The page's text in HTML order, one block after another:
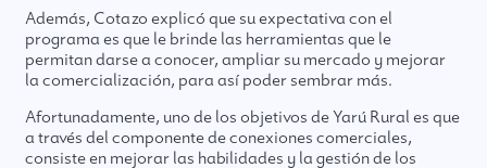
Además, Cotazo explicó que su expectativa con el
programa es que le brinde las herramientas que le
permitan darse a conocer, ampliar su mercado y mejorar
la comercialización, para así poder sembrar más.
Afortunadamente, uno de los objetivos de Yarú Rural es que
a través del componente de conexiones comerciales,
consiste en mejorar las habilidades y la gestión de los